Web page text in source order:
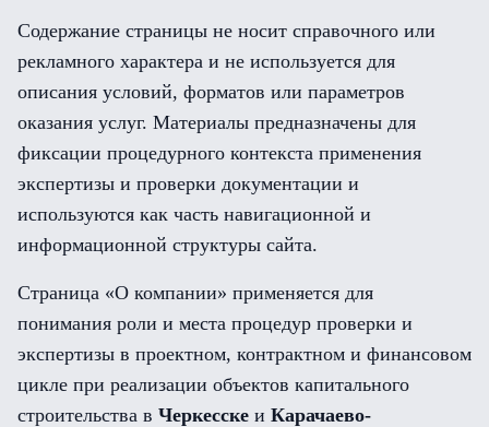
Содержание страницы не носит справочного или
рекламного характера и не используется для
описания условий, форматов или параметров
оказания услуг. Материалы предназначены для
фиксации процедурного контекста применения
экспертизы и проверки документации и
используются как часть навигационной и
информационной структуры сайта.
Страница «О компании» применяется для
понимания роли и места процедур проверки и
экспертизы в проектном, контрактном и финансовом
цикле при реализации объектов капитального
строительства в Черкесске и Карачаево-